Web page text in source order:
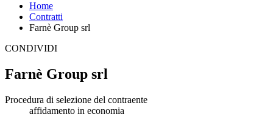
Home
Contratti
Farnè Group srl
CONDIVIDI
Farnè Group srl
Procedura di selezione del contraente
affidamento in economia